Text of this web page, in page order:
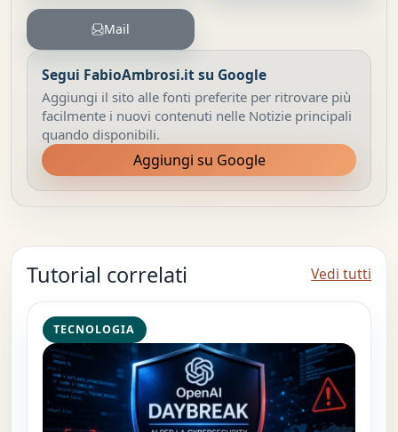
Mail
Segui FabioAmbrosi.it su Google
Aggiungi il sito alle fonti preferite per ritrovare più
facilmente i nuovi contenuti nelle Notizie principali
quando disponibili.
Aggiungi su Google
Tutorial correlati Vedi tutti
TECNOLOGIA